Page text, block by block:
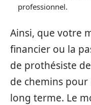
professionnel.
Ainsi, que votre
financier ou la
de prothésiste
de chemins pour
long terme. Le